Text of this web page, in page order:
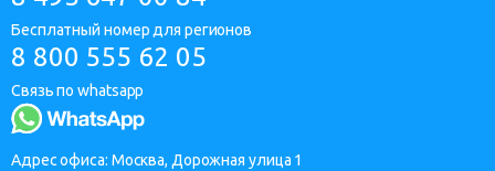
Бесплатный номер для регионов
8 800 555 62 05
Связь по whatsapp
Адрес офиса: Москва, Дорожная улица 1